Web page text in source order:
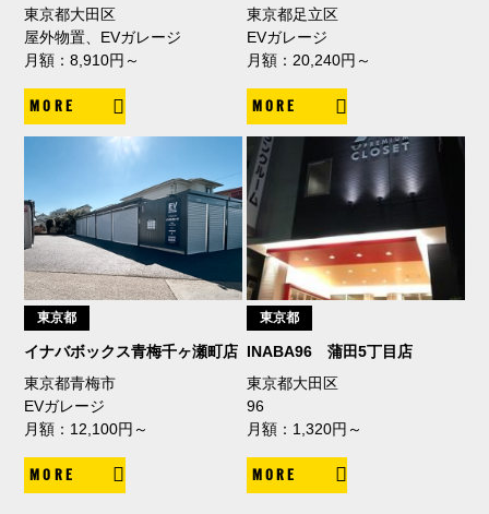
東京都大田区
屋外物置、EVガレージ
月額：8,910円～
MORE
東京都足立区
EVガレージ
月額：20,240円～
MORE
東京都
イナバボックス青梅千ヶ瀬町店
東京都青梅市
EVガレージ
月額：12,100円～
MORE
東京都
INABA96 蒲田5丁目店
東京都大田区
96
月額：1,320円～
MORE